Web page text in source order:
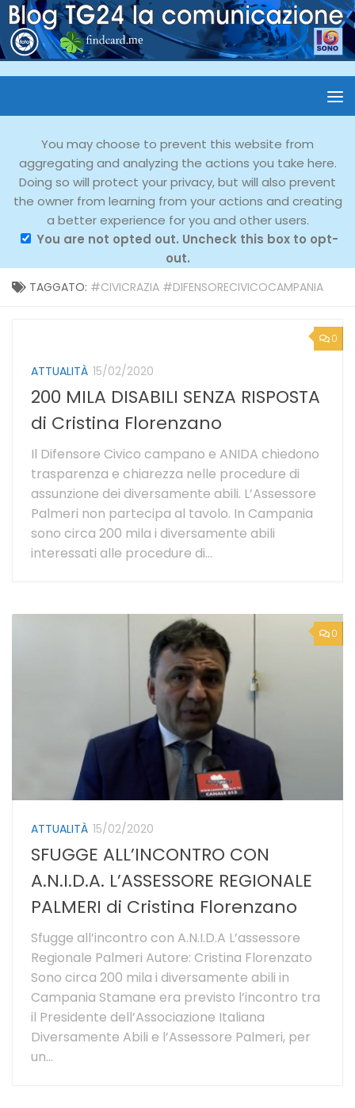
You may choose to prevent this website from
aggregating and analyzing the actions you take here.
Doing so will protect your privacy, but will also prevent
the owner from learning from your actions and creating
a better experience for you and other users.
You are not opted out. Uncheck this box to opt-
out.
TAGGATO: #CIVICRAZIA #DIFENSORECIVICOCAMPANIA
0
ATTUALITÀ 15/02/2020
200 MILA DISABILI SENZA RISPOSTA
di Cristina Florenzano
Il Difensore Civico campano e ANIDA chiedono
trasparenza e chiarezza nelle procedure di
assunzione dei diversamente abili. L’Assessore
Palmeri non partecipa al tavolo. In Campania
sono circa 200 mila i diversamente abili
interessati alle procedure di...
0
ATTUALITÀ 15/02/2020
SFUGGE ALL’INCONTRO CON
A.N.I.D.A. L’ASSESSORE REGIONALE
PALMERI di Cristina Florenzano
Sfugge all’incontro con A.N.I.D.A L’assessore
Regionale Palmeri Autore: Cristina Florenzato
Sono circa 200 mila i diversamente abili in
Campania Stamane era previsto l’incontro tra
il Presidente dell’Associazione Italiana
Diversamente Abili e l’Assessore Palmeri, per
un...